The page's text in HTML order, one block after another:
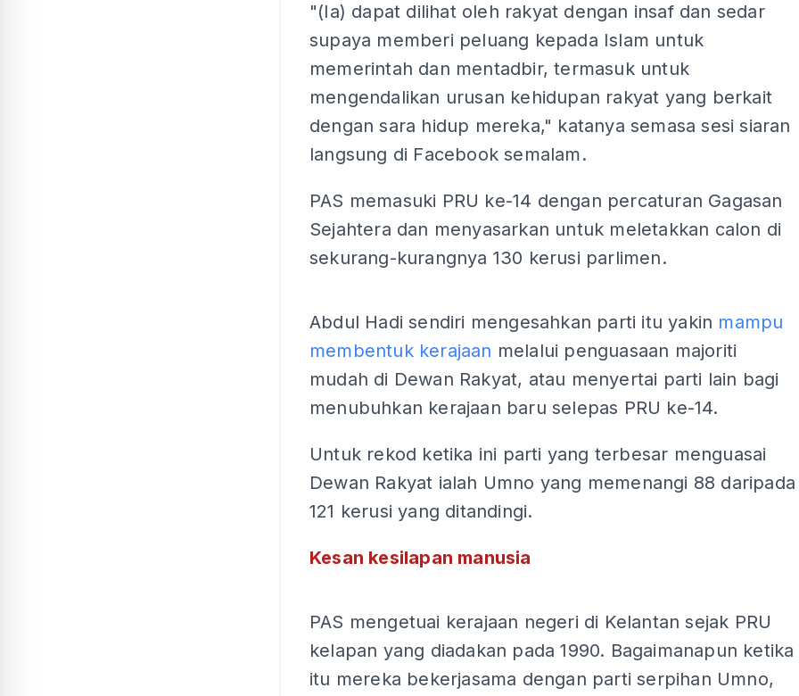
"(Ia) dapat dilihat oleh rakyat dengan insaf dan sedar
supaya memberi peluang kepada Islam untuk
memerintah dan mentadbir, termasuk untuk
mengendalikan urusan kehidupan rakyat yang berkait
dengan sara hidup mereka," katanya semasa sesi siaran
langsung di Facebook semalam.
PAS memasuki PRU ke-14 dengan percaturan Gagasan
Sejahtera dan menyasarkan untuk meletakkan calon di
sekurang-kurangnya 130 kerusi parlimen.
Abdul Hadi sendiri mengesahkan parti itu yakin mampu
membentuk kerajaan melalui penguasaan majoriti
mudah di Dewan Rakyat, atau menyertai parti lain bagi
menubuhkan kerajaan baru selepas PRU ke-14.
Untuk rekod ketika ini parti yang terbesar menguasai
Dewan Rakyat ialah Umno yang memenangi 88 daripada
121 kerusi yang ditandingi.
Kesan kesilapan manusia
PAS mengetuai kerajaan negeri di Kelantan sejak PRU
kelapan yang diadakan pada 1990. Bagaimanapun ketika
itu mereka bekerjasama dengan parti serpihan Umno,